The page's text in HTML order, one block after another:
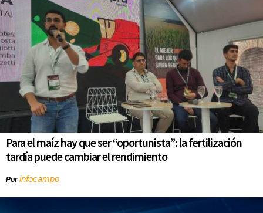
Para el maíz hay que ser “oportunista”: la fertilización
tardía puede cambiar el rendimiento
Porinfocampo